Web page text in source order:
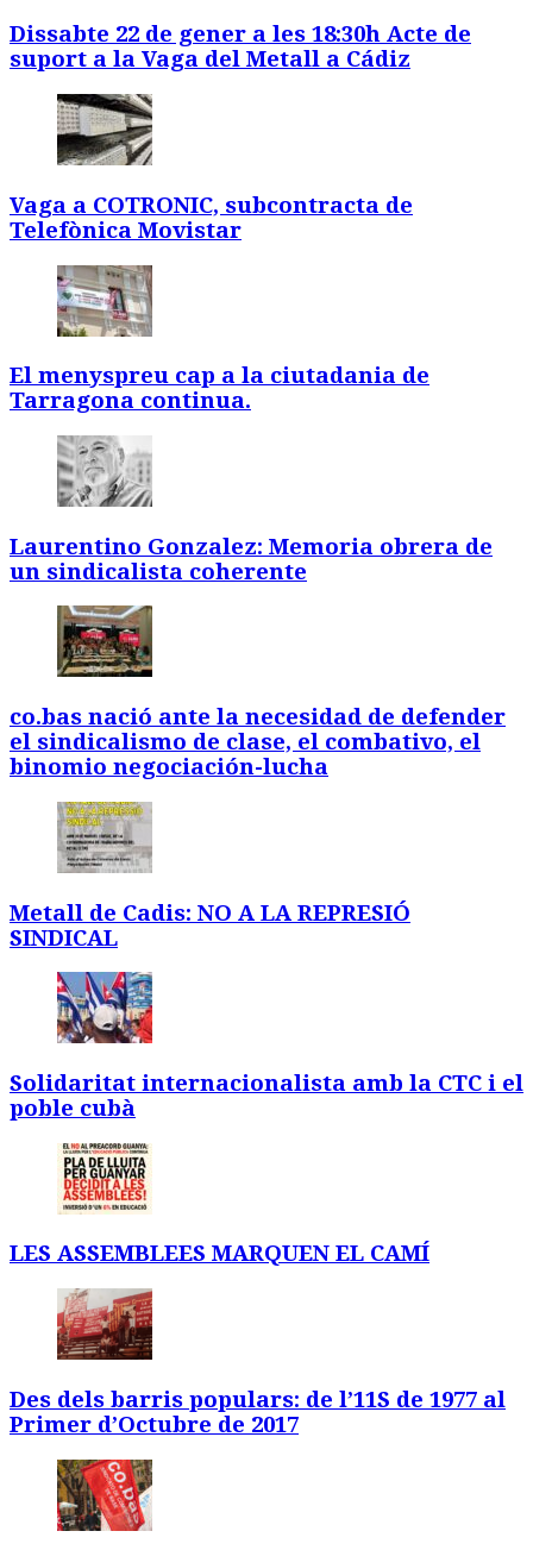
Dissabte 22 de gener a les 18:30h Acte de
suport a la Vaga del Metall a Cádiz
Vaga a COTRONIC, subcontracta de
Telefònica Movistar
El menyspreu cap a la ciutadania de
Tarragona continua.
Laurentino Gonzalez: Memoria obrera de
un sindicalista coherente
co.bas nació ante la necesidad de defender
el sindicalismo de clase, el combativo, el
binomio negociación-lucha
Metall de Cadis: NO A LA REPRESIÓ
SINDICAL
Solidaritat internacionalista amb la CTC i el
poble cubà
LES ASSEMBLEES MARQUEN EL CAMÍ
Des dels barris populars: de l’11S de 1977 al
Primer d’Octubre de 2017